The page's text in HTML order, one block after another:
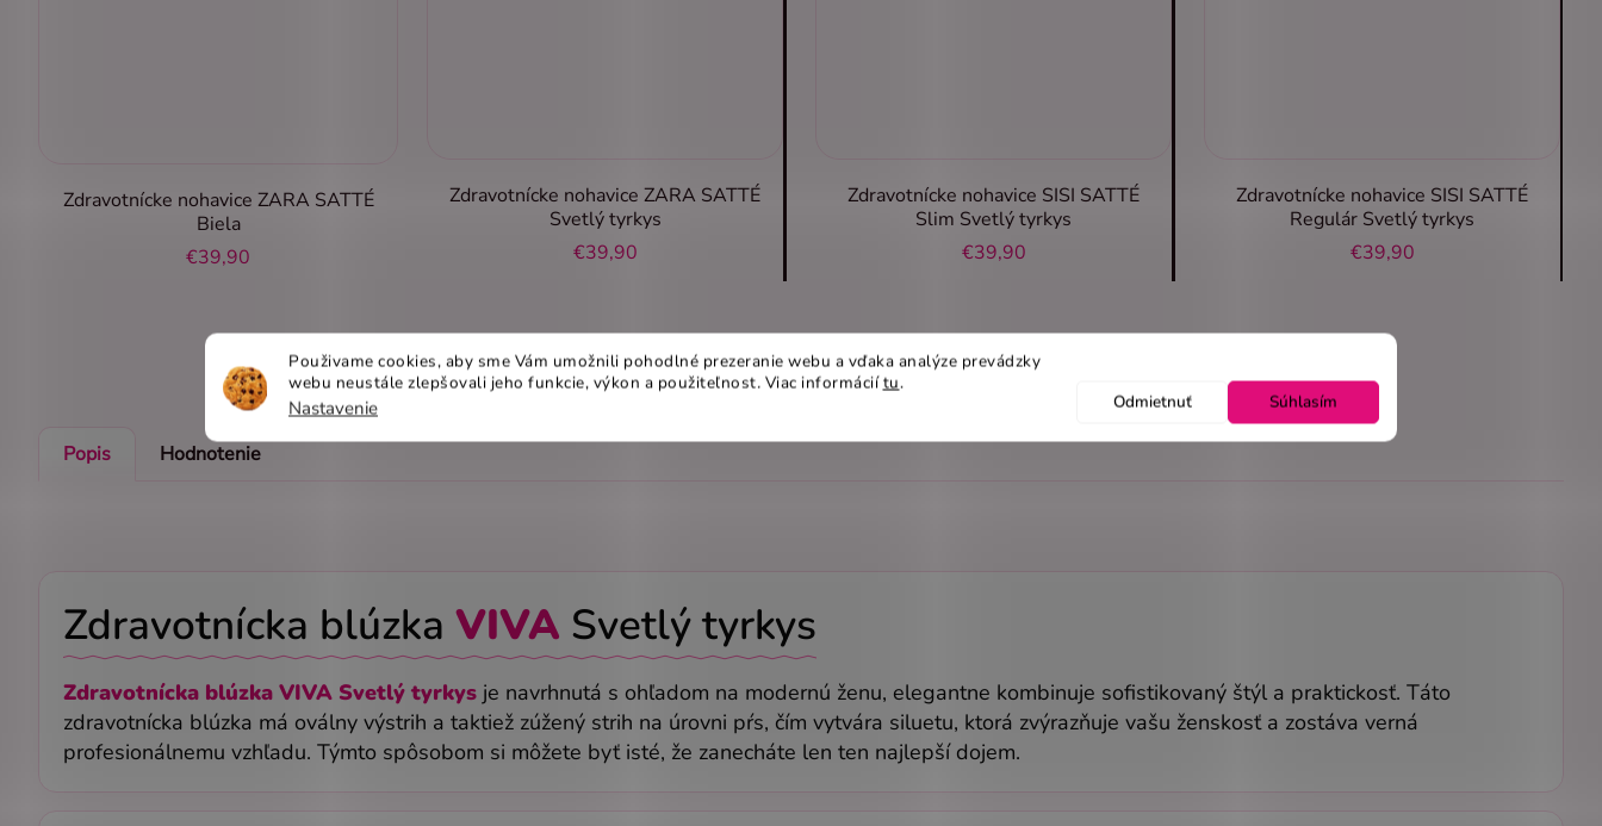
Použivame cookies, aby sme Vám umožnili pohodlné prezeranie webu a vďaka analýze prevádzky
webu neustále zlepšovali jeho funkcie, výkon a použiteľnost. Viac informáciítu.
Nastavenie Odmietnuť Súhlasím
Zdravotnícke nohavice ZARA SATTÉ
Biela
€39,90
Zdravotnícke nohavice ZARA SATTÉ
Svetlý tyrkys
€39,90
Zdravotnícke nohavice SISI SATTÉ
Slim Svetlý tyrkys
€39,90
Zdravotnícke nohavice SISI SATTÉ
Regulár Svetlý tyrkys
€39,90
Popis Hodnotenie
Zdravotnícka blúzka VIVA Svetlý tyrkys
Zdravotnícka blúzka VIVA Svetlý tyrkys je navrhnutá s ohľadom na modernú ženu, elegantne kombinuje sofistikovaný štýl a praktickosť. Táto
zdravotnícka blúzka má oválny výstrih a taktiež zúžený strih na úrovni pŕs, čím vytvára siluetu, ktorá zvýrazňuje vašu ženskosť a zostáva verná
profesionálnemu vzhľadu. Týmto spôsobom si môžete byť isté, že zanecháte len ten najlepší dojem.